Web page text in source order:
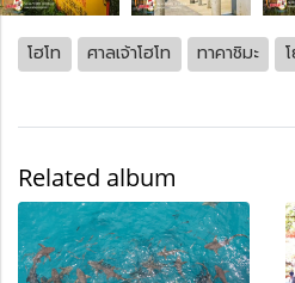
โฮโท ศาลเจ้าโฮโท ทาคาชิมะ
Related album